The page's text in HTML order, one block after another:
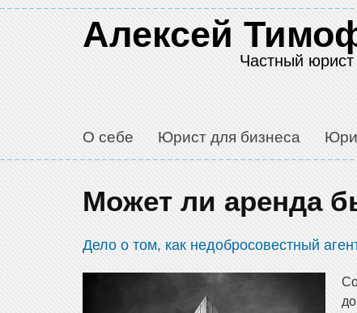
Алексей
Частный
О себе Юрист для бизнеса
Может ли аренда
Дело о том, как недобросовестный